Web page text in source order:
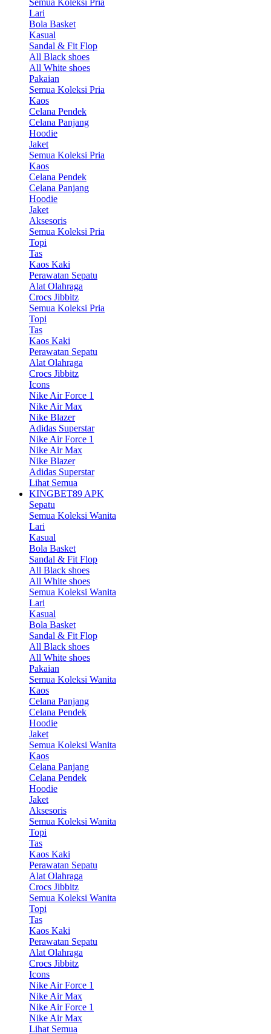
Lari
Bola Basket
Kasual
Sandal & Fit Flop
All Black shoes
All White shoes
Pakaian
Semua Koleksi Pria
Kaos
Celana Pendek
Celana Panjang
Hoodie
Jaket
Semua Koleksi Pria
Kaos
Celana Pendek
Celana Panjang
Hoodie
Jaket
Aksesoris
Semua Koleksi Pria
Topi
Tas
Kaos Kaki
Perawatan Sepatu
Alat Olahraga
Crocs Jibbitz
Semua Koleksi Pria
Topi
Tas
Kaos Kaki
Perawatan Sepatu
Alat Olahraga
Crocs Jibbitz
Icons
Nike Air Force 1
Nike Air Max
Nike Blazer
Adidas Superstar
Nike Air Force 1
Nike Air Max
Nike Blazer
Adidas Superstar
Lihat Semua
KINGBET89 APK
Sepatu
Semua Koleksi Wanita
Lari
Kasual
Bola Basket
Sandal & Fit Flop
All Black shoes
All White shoes
Semua Koleksi Wanita
Lari
Kasual
Bola Basket
Sandal & Fit Flop
All Black shoes
All White shoes
Pakaian
Semua Koleksi Wanita
Kaos
Celana Panjang
Celana Pendek
Hoodie
Jaket
Semua Koleksi Wanita
Kaos
Celana Panjang
Celana Pendek
Hoodie
Jaket
Aksesoris
Semua Koleksi Wanita
Topi
Tas
Kaos Kaki
Perawatan Sepatu
Alat Olahraga
Crocs Jibbitz
Semua Koleksi Wanita
Topi
Tas
Kaos Kaki
Perawatan Sepatu
Alat Olahraga
Crocs Jibbitz
Icons
Nike Air Force 1
Nike Air Max
Nike Air Force 1
Nike Air Max
Lihat Semua